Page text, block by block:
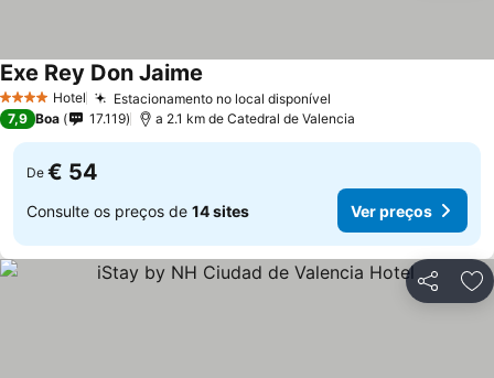
4 EstrelasHotel Estacionamento no local disponível
Exe Rey Don Jaime
7,9 Boa 17.119 a 2.1 km de Catedral de Valencia
De € 54
Consulte os preços de 14 sites Ver preços
Partilhar